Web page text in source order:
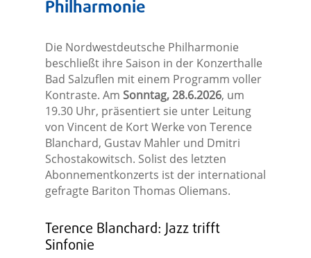
Philharmonie
Die Nordwestdeutsche Philharmonie
beschließt ihre Saison in der Konzerthalle
Bad Salzuflen mit einem Programm voller
Kontraste. Am Sonntag, 28.6.2026, um
19.30 Uhr, präsentiert sie unter Leitung
von Vincent de Kort Werke von Terence
Blanchard, Gustav Mahler und Dmitri
Schostakowitsch. Solist des letzten
Abonnementkonzerts ist der international
gefragte Bariton Thomas Oliemans.
Terence Blanchard: Jazz trifft
Sinfonie